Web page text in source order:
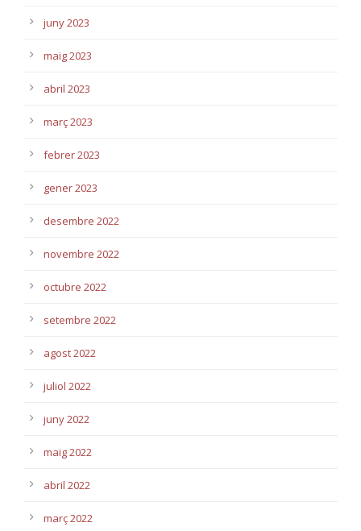
juny 2023
maig 2023
abril 2023
març 2023
febrer 2023
gener 2023
desembre 2022
novembre 2022
octubre 2022
setembre 2022
agost 2022
juliol 2022
juny 2022
maig 2022
abril 2022
març 2022